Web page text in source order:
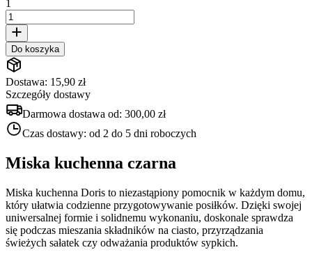
1
Do koszyka
Dostawa: 15,90 zł
Szczegóły dostawy
Darmowa dostawa od: 300,00 zł
Czas dostawy: od 2 do 5 dni roboczych
Miska kuchenna czarna
Miska kuchenna Doris to niezastąpiony pomocnik w każdym domu,
który ułatwia codzienne przygotowywanie posiłków. Dzięki swojej
uniwersalnej formie i solidnemu wykonaniu, doskonale sprawdza
się podczas mieszania składników na ciasto, przyrządzania
świeżych sałatek czy odważania produktów sypkich.